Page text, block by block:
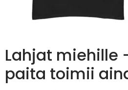
Lahjat miehille
paita toimii